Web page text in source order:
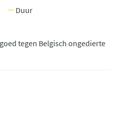
Duur
tegen Belgisch ongedierte